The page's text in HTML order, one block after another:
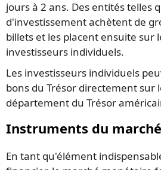
jours à 2 ans. Des entités telles
d'investissement achètent de
billets et les placent ensuite sur
investisseurs individuels.
Les investisseurs individuels
bons du Trésor directement sur
département du Trésor
Instruments du
En tant qu'élément